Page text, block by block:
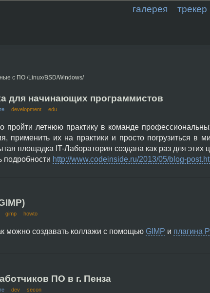
галерея трекер
с ПО /Linux/BSD/Windows/
для начинающих программистов
development edu
пройти летнюю практику в команде
применить их на практики и просто погрузиться в
площадка IT-Лаборатория создана как раз для этих
подробности http://www.codeinside.ru/2013/05/blog-
gimp howto
можно создавать коллажи c помощью GIMP и плагина
ПО в г. Пенза
dev secon